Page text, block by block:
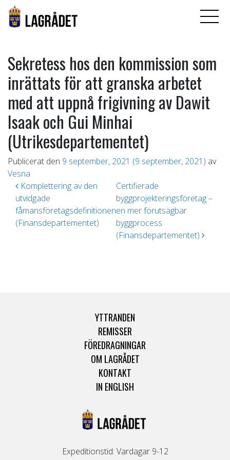
Sekretess hos den kommission som
inrättats för att granska arbetet
med att uppnå frigivning av Dawit
Isaak och Gui Minhai
(Utrikesdepartementet)
Publicerat den 9 september, 2021 (9 september, 2021) av
Vesna
Inläggsnavigering
Komplettering av den
utvidgade
fåmansföretagsdefinitionen
(Finansdepartementet)
Certifierade
byggprojekteringsföretag –
en mer förutsägbar
byggprocess
(Finansdepartementet)
YTTRANDEN
REMISSER
FÖREDRAGNINGAR
OM LAGRÅDET
KONTAKT
IN ENGLISH
Expeditionstid: Vardagar 9-12